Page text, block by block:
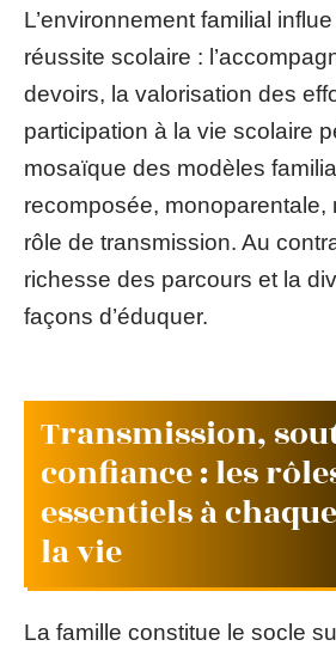
L’environnement familial
réussite scolaire :
devoirs, la valorisation des
participation à la vie scolaire
mosaïque des modèles
recomposée, monoparentale,
rôle de transmission. Au
richesse des parcours et la
façons d’éduquer.
Transmission,
confiance : les
essentiels à
la vie
La famille constitue le socle